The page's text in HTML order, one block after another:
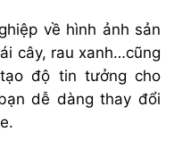
về hình ảnh sản
cây, rau xanh…cũng
độ tin tưởng cho
dễ dàng thay đổi